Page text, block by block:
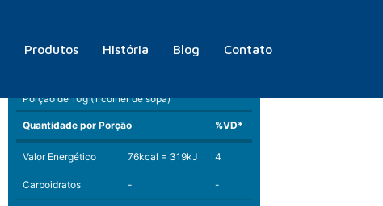
Produtos História Blog Contato
Porção de 10g (1 colher de sopa)
Quantidade por Porção %VD*
Valor Energético 76kcal = 319kJ 4
Carboidratos - -